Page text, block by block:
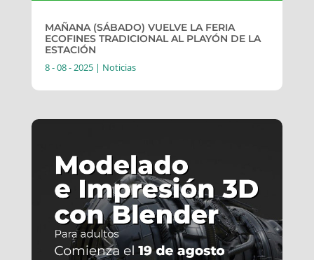
MAÑANA (SÁBADO) VUELVE LA FERIA
ECOFINES TRADICIONAL AL PLAYÓN DE LA
ESTACIÓN
8 - 08 - 2025| Noticias